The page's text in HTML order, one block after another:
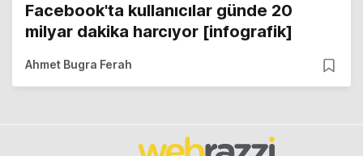
Facebook'ta kullanıcılar günde 20
milyar dakika harcıyor [infografik]
Ahmet Bugra Ferah